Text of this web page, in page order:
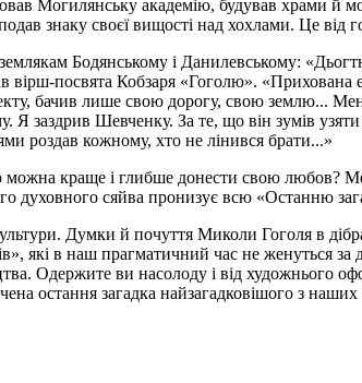
Могилянську академію, будував храми й
знаку своєї вищості над хохлами. Це від
Бодянському і Данилевському:
посвята Кобзаря «Гоголю». «Прихована
бачив лише свою дорогу, свою землю...
Я заздрив Шевченку. За те, що він зумів
роздав кожному, хто не лінився брати...»
краще і глибше донести свою любов?
духовного сяйва пронизує всю «Останню
Думки й почуття Миколи Гоголя в
які в наш прагматичний час не женуться
Одержите ви насолоду і від художнього
остання загадка найзагадковішого з